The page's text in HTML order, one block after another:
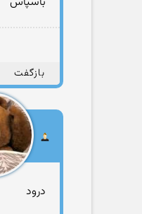
بازگفت
درود